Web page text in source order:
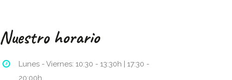
Nuestro horario
Lunes - Viernes: 10:30 - 13:30h | 17:30 -
20:00h